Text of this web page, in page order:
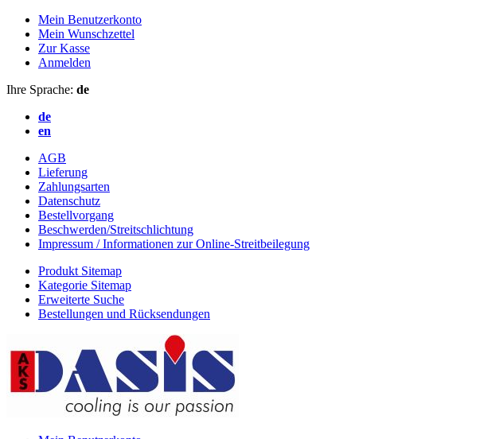
Mein Benutzerkonto
Mein Wunschzettel
Zur Kasse
Anmelden
Ihre Sprache: de
de
en
AGB
Lieferung
Zahlungsarten
Datenschutz
Bestellvorgang
Beschwerden/Streitschlichtung
Impressum / Informationen zur Online-Streitbeilegung
Produkt Sitemap
Kategorie Sitemap
Erweiterte Suche
Bestellungen und Rücksendungen